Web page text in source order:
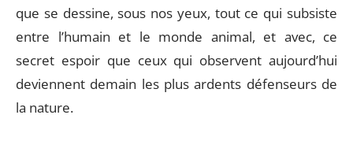
que se dessine, sous nos yeux, tout ce qui subsiste
entre l’humain et le monde animal, et avec, ce
secret espoir que ceux qui observent aujourd’hui
deviennent demain les plus ardents défenseurs de
la nature.